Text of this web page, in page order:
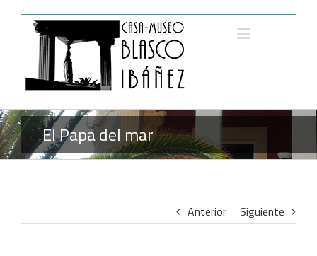
contenido
El Papa del mar
Anterior Siguiente